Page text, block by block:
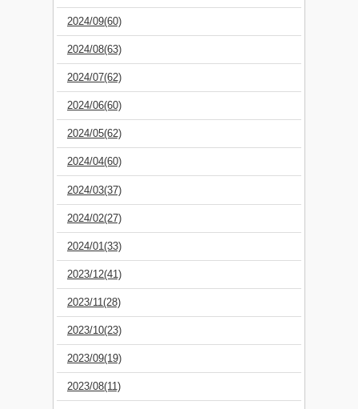
2024/09(60)
2024/08(63)
2024/07(62)
2024/06(60)
2024/05(62)
2024/04(60)
2024/03(37)
2024/02(27)
2024/01(33)
2023/12(41)
2023/11(28)
2023/10(23)
2023/09(19)
2023/08(11)